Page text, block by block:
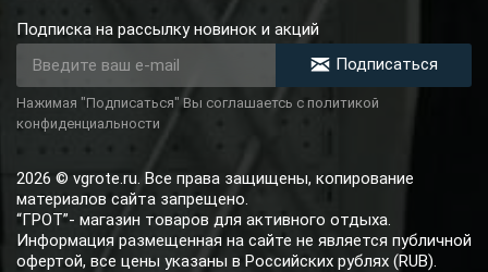
Подписка на рассылку новинок и акций
Подписаться
Нажимая "Подписаться" Вы соглашаетсь с политикой
конфиденциальности
2026 © vgrote.ru. Все права защищены, копирование
материалов сайта запрещено.
“ГРОТ”- магазин товаров для активного отдыха.
Информация размещенная на сайте не является публичной
офертой, все цены указаны в Российских рублях (RUB).